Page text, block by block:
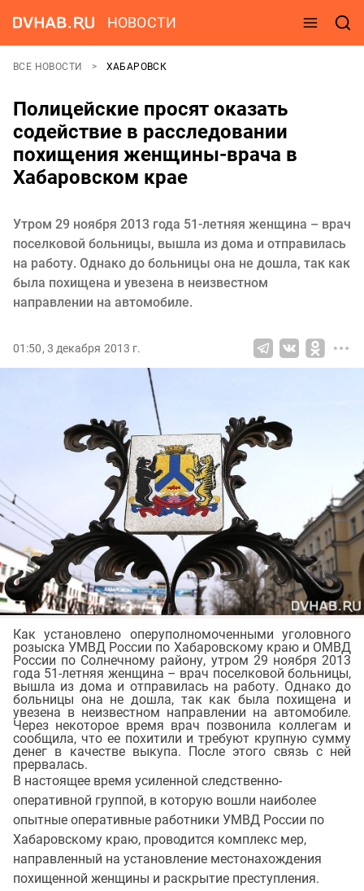
НОВОСТИ
ВСЕ НОВОСТИ ХАБАРОВСК
Полицейские просят оказать
содействие в расследовании
похищения женщины-врача в
Хабаровском крае
Утром 29 ноября 2013 года 51-летняя женщина – врач
поселковой больницы, вышла из дома и отправилась
на работу. Однако до больницы она не дошла, так как
была похищена и увезена в неизвестном
направлении на автомобиле.
01:50, 3 декабря 2013 г.
Как установлено оперуполномоченными уголовного
розыска УМВД России по Хабаровскому краю и ОМВД
России по Солнечному району, утром 29 ноября 2013
года 51-летняя женщина – врач поселковой больницы,
вышла из дома и отправилась на работу. Однако до
больницы она не дошла, так как была похищена и
увезена в неизвестном направлении на автомобиле.
Через некоторое время врач позвонила коллегам и
сообщила, что ее похитили и требуют крупную сумму
денег в качестве выкупа. После этого связь с ней
прервалась.
В настоящее время усиленной следственно-
оперативной группой, в которую вошли наиболее
опытные оперативные работники УМВД России по
Хабаровскому краю, проводится комплекс мер,
направленный на установление местонахождения
похищенной женщины и раскрытие преступления.